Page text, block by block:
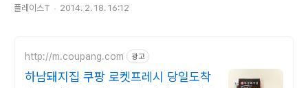
플레이스T 2014. 2. 18. 16:12
http://m.coupang.com 광고
하남돼지집 쿠팡 로켓프레시 당일도착